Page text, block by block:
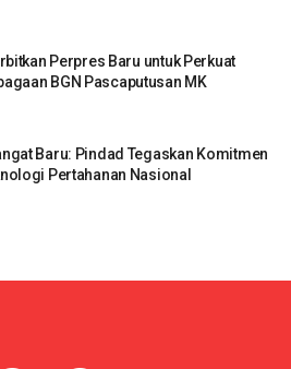
Perpres Baru untuk Perkuat
BGN Pascaputusan MK
Baru: Pindad Tegaskan Komitmen
Pertahanan Nasional